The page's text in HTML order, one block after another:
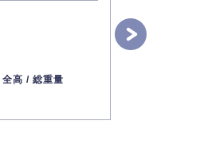
全高 / 総重量
月極賃料
入出庫可